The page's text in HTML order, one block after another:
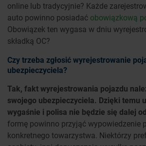
online lub tradycyjnie? Każde
auto powinno posiadać obowiązkową
Obowiązek ten wygasa w dniu
składką OC?
Czy trzeba zgłosić wyrejestrowanie
ubezpieczyciela?
Tak, fakt wyrejestrowania pojazdu
swojego ubezpieczyciela. Dzięki temu
wygaśnie i polisa nie będzie się dalej
formę powinno przyjąć wypowiedzenie
konkretnego towarzystwa. Niektórzy